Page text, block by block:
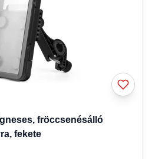
fröccsenésálló
fekete